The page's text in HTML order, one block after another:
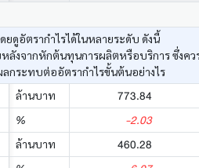
ยดูอัตรากำไรได้ในหลายระดับ ดังนี้
ลังจากหักต้นทุนการผลิตหรือบริการ ซึ่งค
กระทบต่ออัตรากำไรขั้นต้นอย่างไร
ล้านบาท 773.84
% -2.03
ล้านบาท 460.28